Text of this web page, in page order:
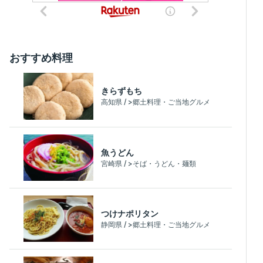
おすすめ料理
きらずもち
高知県 / >郷土料理・ご当地グルメ
魚うどん
宮崎県 / >そば・うどん・麺類
つけナポリタン
静岡県 / >郷土料理・ご当地グルメ